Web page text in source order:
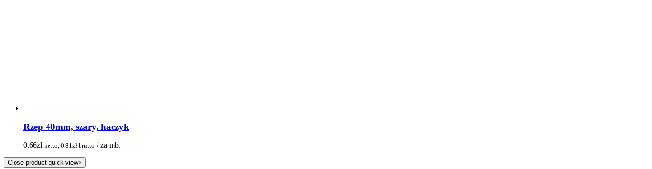
Rzep 40mm, szary, haczyk
0.66zł netto, 0.81zł brutto / za mb.
Close product quick view×